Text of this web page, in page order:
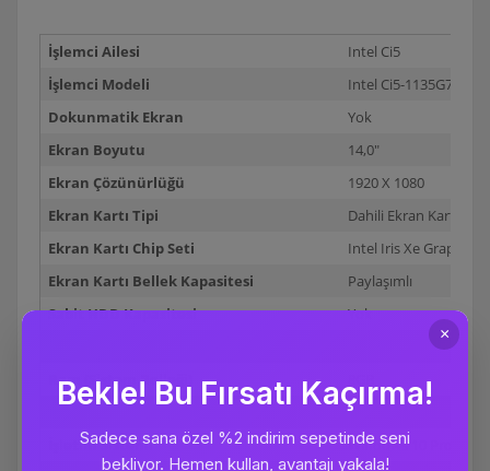
İşlemci Ailesi
Intel Ci5
İşlemci Modeli
Intel Ci5-1135G7 2.40
Dokunmatik Ekran
Yok
Ekran Boyutu
14,0"
Ekran Çözünürlüğü
1920 X 1080
Ekran Kartı Tipi
Dahili Ekran Kartı
Ekran Kartı Chip Seti
Intel Iris Xe Graphics
Ekran Kartı Bellek Kapasitesi
Paylaşımlı
Sabit HDD Kapasitesi
Yok
Ram (Sistem Belleği)
DDR4-4267
İşletim Sistemi
Windows 10 Pro